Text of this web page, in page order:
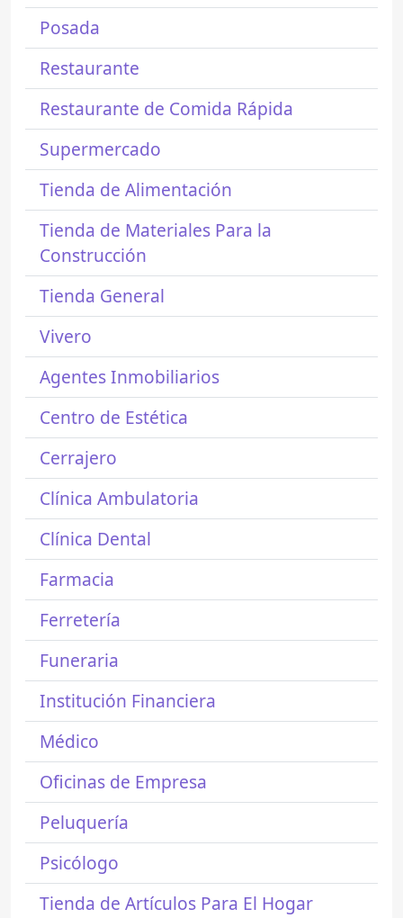
Posada
Restaurante
Restaurante de Comida Rápida
Supermercado
Tienda de Alimentación
Tienda de Materiales Para la
Construcción
Tienda General
Vivero
Agentes Inmobiliarios
Centro de Estética
Cerrajero
Clínica Ambulatoria
Clínica Dental
Farmacia
Ferretería
Funeraria
Institución Financiera
Médico
Oficinas de Empresa
Peluquería
Psicólogo
Tienda de Artículos Para El Hogar